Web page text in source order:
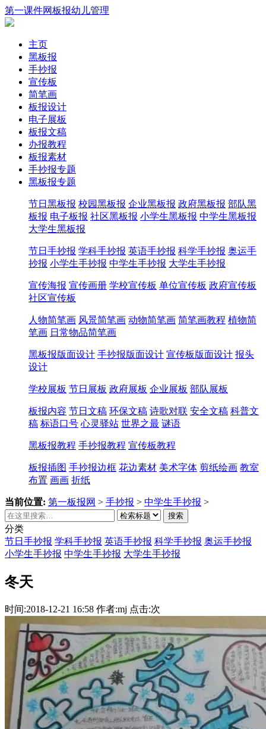
第一课件网板报幼儿管理
主页
黑板报
手抄报
宣传板
简笔画
板报设计
电子展板
板报文稿
办报教程
板报素材
手抄报专题
黑板报专题
节日黑板报 校园黑板报 企业黑板报 政府黑板报 部队黑
板报 电子板报 社区黑板报 小学生黑板报 中学生黑板报
大学生黑板报
节日手抄报 学科手抄报 英语手抄报 科学手抄报 奥运手
抄报 小学生手抄报 中学生手抄报 大学生手抄报
宣传海报 宣传画册 学校宣传板 单位宣传板 政府宣传板
社区宣传板
人物简笔画 风景简笔画 动物简笔画 简笔画教程 植物简
笔画 日常物品简笔画
黑板报版面设计 手抄报版面设计 宣传板版面设计 报头
设计
学校展板 节日展板 政府展板 企业展板 部队展板
板报内容 节日文稿 环保文稿 诗歌对联 安全文稿 科普文
稿 标语口号 心灵驿站 世界之最 谜语
黑板报教程 手抄报教程 宣传板教程
板报插图 手抄报边框 花边素材 美术字体 剪纸绘画 教室
布置 画画 折纸
当前位置: 第一板报网 > 手抄报 > 中学生手抄报 >
搜索
分类
节日手抄报 学科手抄报 英语手抄报 科学手抄报 奥运手抄报
小学生手抄报 中学生手抄报 大学生手抄报
冬天
时间:2018-12-21 16:58 作者:mj 点击:次